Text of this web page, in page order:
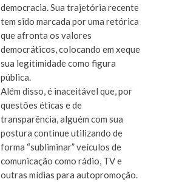
democracia. Sua trajetória recente
tem sido marcada por uma retórica
que afronta os valores
democráticos, colocando em xeque
sua legitimidade como figura
pública.
Além disso, é inaceitável que, por
questões éticas e de
transparência, alguém com sua
postura continue utilizando de
forma “subliminar” veículos de
comunicação como rádio, TV e
outras mídias para autopromoção.